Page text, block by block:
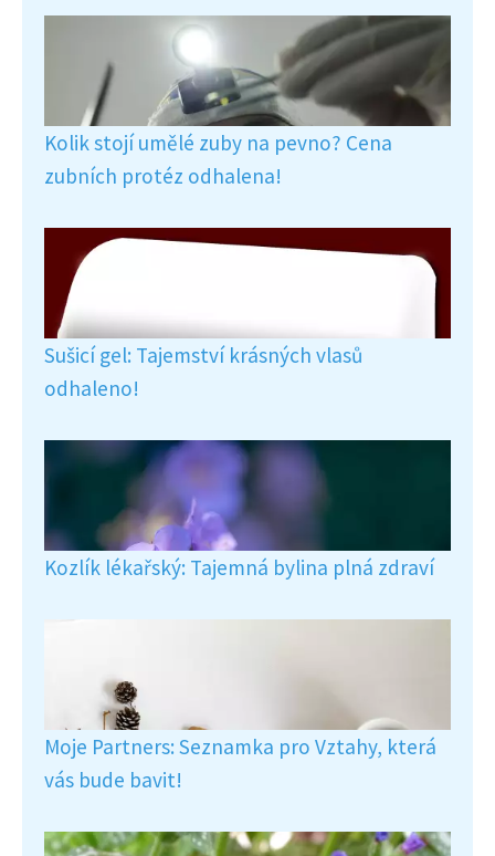
Kolik stojí umělé zuby na pevno? Cena
zubních protéz odhalena!
Sušicí gel: Tajemství krásných vlasů
odhaleno!
Kozlík lékařský: Tajemná bylina plná zdraví
Moje Partners: Seznamka pro Vztahy, která
vás bude bavit!